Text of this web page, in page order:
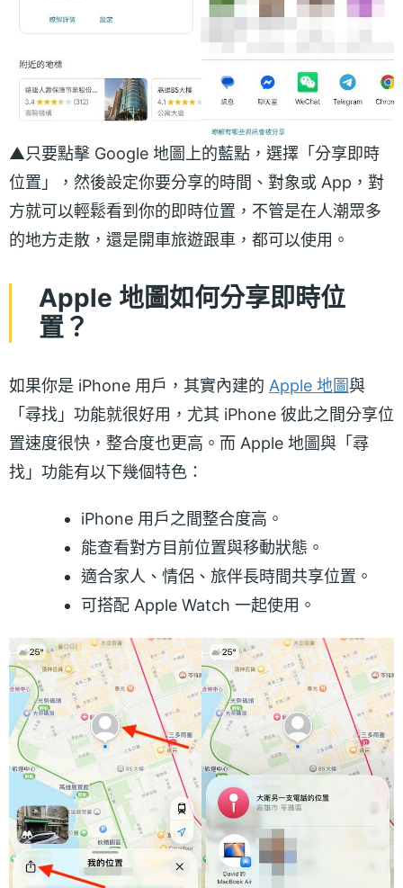
▲只要點擊 Google 地圖上的藍點，選擇「分享即時
位置」，然後設定你要分享的時間、對象或 App，對
方就可以輕鬆看到你的即時位置，不管是在人潮眾多
的地方走散，還是開車旅遊跟車，都可以使用。
Apple 地圖如何分享即時位
置？
如果你是 iPhone 用戶，其實內建的 Apple 地圖與
「尋找」功能就很好用，尤其 iPhone 彼此之間分享位
置速度很快，整合度也更高。而 Apple 地圖與「尋
找」功能有以下幾個特色：
iPhone 用戶之間整合度高。
能查看對方目前位置與移動狀態。
適合家人、情侶、旅伴長時間共享位置。
可搭配 Apple Watch 一起使用。